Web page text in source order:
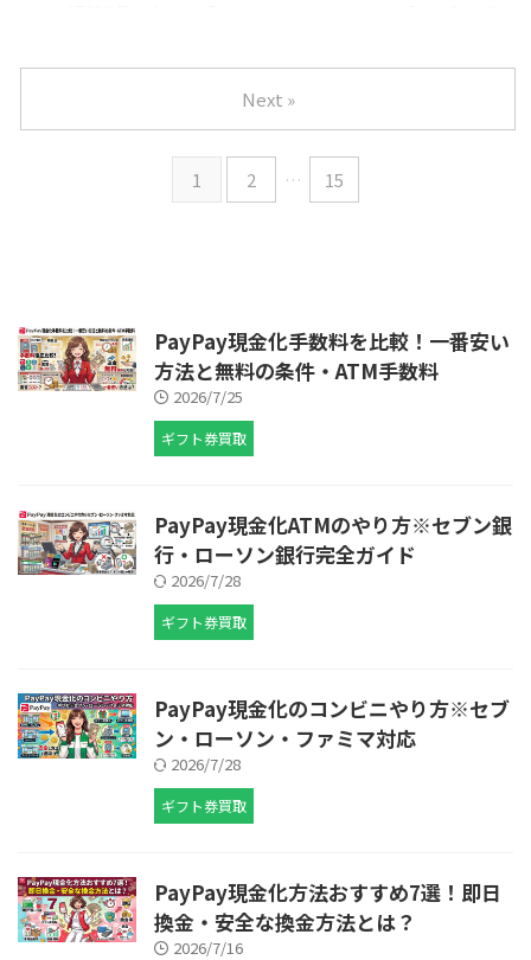
やAmazonギフト券などの買取サ
ービスとして人気がありますが、
初めて利用する方や振込を待って
いる方の中には、問い合わせ方法
かりやすく解説します。また、電
話がつながらない場合や返事 ...
ギフト券買取サイトを利用するな
ら、少しでも高い買取率で現金化
したいと考えるのは当然です。し
かし、キャンペーンコードの有無
だけで判断すると、本来受け取れ
記事では、ギフトグレースの最新
キャンペーンコード・クーポン ...
1 2 … 15
Next »
PayPay現金化手数料を比較！一番安い
方法と無料の条件・ATM手数料
2026/7/25
ギフト券買取
PayPay現金化ATMのやり方※セブン銀
行・ローソン銀行完全ガイド
2026/7/28
ギフト券買取
PayPay現金化のコンビニやり方※セブ
ン・ローソン・ファミマ対応
2026/7/28
ギフト券買取
PayPay現金化方法おすすめ7選！即日
換金・安全な換金方法とは？
2026/7/16